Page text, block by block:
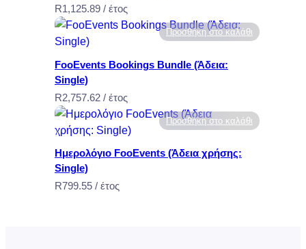
l
i
m
t
d
π
ο
σ
ό
R1,125.89 / έτος
Προσθήκη στο καλάθι
FooEvents Bookings Bundle (Άδεια:
Single)
R2,757.62 / έτος
Προσθήκη στο καλάθι
Ημερολόγιο FooEvents (Άδεια χρήσης:
Single)
R799.55 / έτος